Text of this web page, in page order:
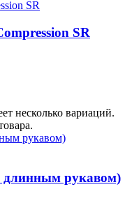
SR
несколько вариаций.
длинным рукавом)